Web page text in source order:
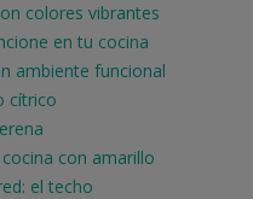
colores vibrantes
en tu cocina
ambiente funcional
cítrico
con amarillo
el techo